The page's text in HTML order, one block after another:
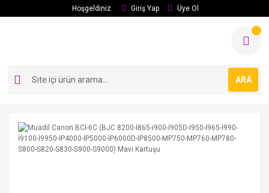
Hoşgeldiniz Giriş Yap Üye Ol
ARA